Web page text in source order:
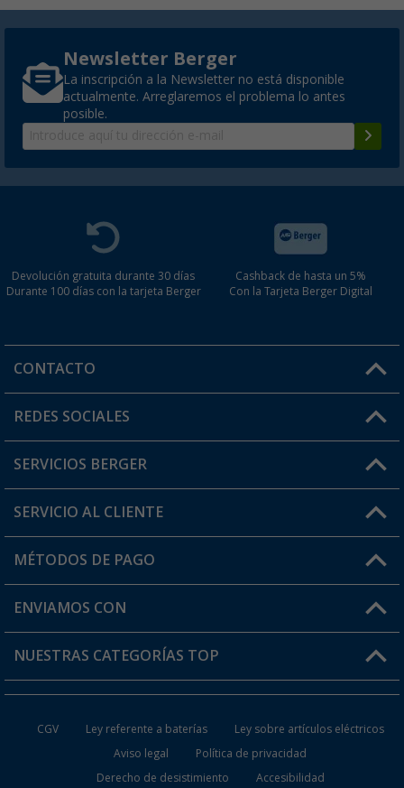
Newsletter Berger
La inscripción a la Newsletter no está disponible
actualmente. Arreglaremos el problema lo antes
posible.
Devolución gratuita durante 30 días
Durante 100 días con la tarjeta Berger
Cashback de hasta un 5%
Con la Tarjeta Berger Digital
CONTACTO
Horario de atención al cliente:
¿Tienes alguna duda?
REDES SOCIALES
SERVICIOS BERGER
Conviértete en distribuidor
Mi cuenta
Tarjeta Berger Digital
SERVICIO AL CLIENTE
FAQ y Contacto
Información de envío
¿Dónde está mi pedido?
MÉTODOS DE PAGO
ENVIAMOS CON
NUESTRAS CATEGORÍAS TOP
Muebles de Camping
CGV Ley referente a baterías
Ley sobre artículos eléctricos
Aviso legal
Política de privacidad
Derecho de desistimiento
Accesibilidad